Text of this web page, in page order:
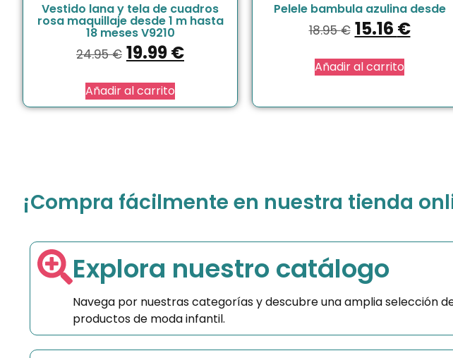
Vestido lana y tela de cuadros
rosa maquillaje desde 1 m hasta
18 meses V9210
24.95€ 19.99€
Añadir al carrito
Pelele bambula azulina desde
18.95€ 15.16 €
Añadir al carrito
¡Compra fácilmente en nuestra tienda
Explora nuestro catálogo
Navega por nuestras categorías y descubre una amplia selección
productos de moda infantil.